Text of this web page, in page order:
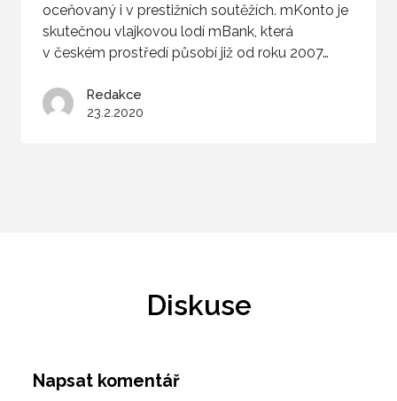
oceňovaný i v prestižních soutěžích. mKonto je
skutečnou vlajkovou lodí mBank, která
v českém prostředí působí již od roku 2007…
Redakce
23.2.2020
Diskuse
Napsat komentář